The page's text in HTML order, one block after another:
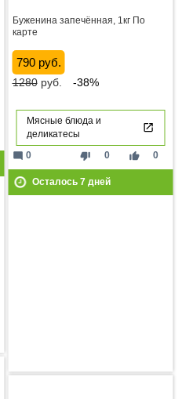
Буженина запечённая, 1кг По
карте
790 руб.
1280руб. -38%
Мясные блюда и
деликатесы
thumb_down 0 thumb_up 0
mode_comment 0
Осталось 7дней